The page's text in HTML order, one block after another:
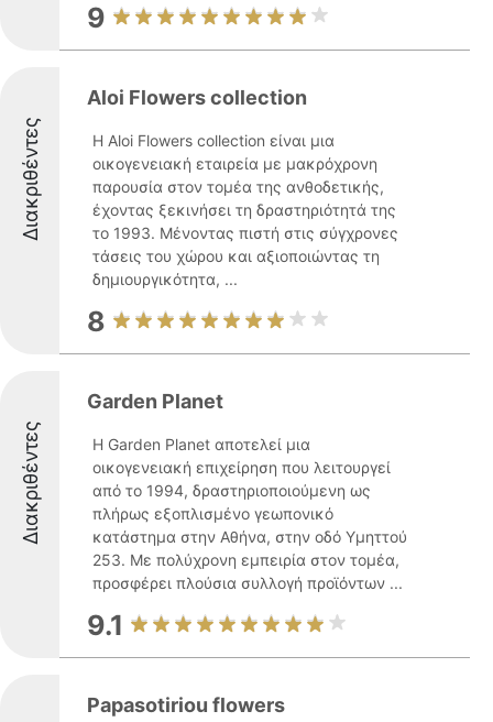
9
Διακριθέντες
Aloi Flowers collection
Η Aloi Flowers collection είναι μια
οικογενειακή εταιρεία με μακρόχρονη
παρουσία στον τομέα της ανθοδετικής,
έχοντας ξεκινήσει τη δραστηριότητά της
το 1993. Μένοντας πιστή στις σύγχρονες
τάσεις του χώρου και αξιοποιώντας τη
δημιουργικότητα, ...
8
Διακριθέντες
Garden Planet
Η Garden Planet αποτελεί μια
οικογενειακή επιχείρηση που λειτουργεί
από το 1994, δραστηριοποιούμενη ως
πλήρως εξοπλισμένο γεωπονικό
κατάστημα στην Αθήνα, στην οδό Υμηττού
253. Με πολύχρονη εμπειρία στον τομέα,
προσφέρει πλούσια συλλογή προϊόντων ...
9.1
Papasotiriou flowers